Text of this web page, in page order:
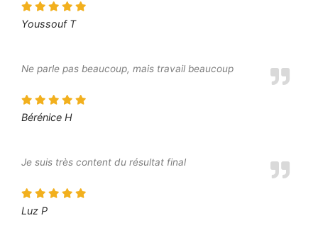
Youssouf T
Ne parle pas beaucoup, mais travail beaucoup
Bérénice H
Je suis très content du résultat final
Luz P